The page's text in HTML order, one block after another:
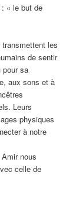
« le but de
les
de sentir
pour sa
aux sons et à
Leurs
physiques
à notre
nous
celle de